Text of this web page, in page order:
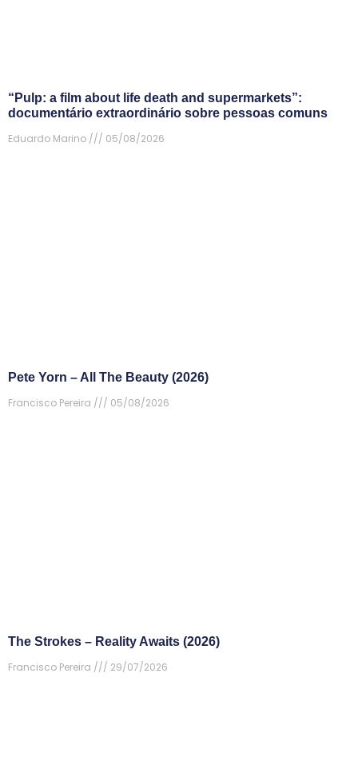
“Pulp: a film about life death and supermarkets”:
documentário extraordinário sobre pessoas comuns
Eduardo Marino
05/08/2026
Pete Yorn – All The Beauty (2026)
Francisco Pereira
05/08/2026
The Strokes – Reality Awaits (2026)
Francisco Pereira
29/07/2026